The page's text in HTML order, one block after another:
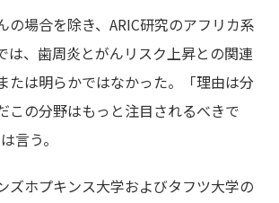
の場合を除き、ARIC研究のアフリカ系
は、歯周炎とがんリスク上昇との関連
たは明らかではなかった。「理由は分
この分野はもっと注目されるべきで
言う。
ズホプキンス大学およびタフツ大学の